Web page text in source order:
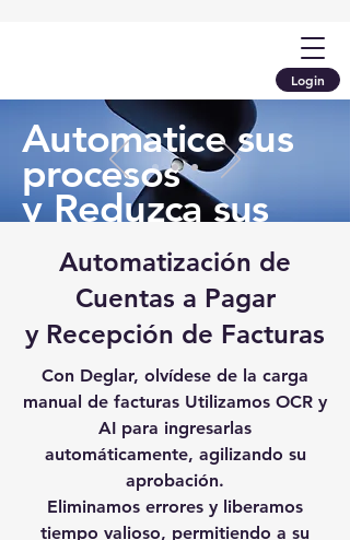
Login
Automatice sus
procesos
y Reduzca sus
costos
Learn More
Automatización de
Cuentas a Pagar
y Recepción de Facturas
Con Deglar, olvídese de la carga
manual de facturas Utilizamos OCR y
AI para ingresarlas
automáticamente, agilizando su
aprobación.
Eliminamos errores y liberamos
tiempo valioso, permitiendo a su